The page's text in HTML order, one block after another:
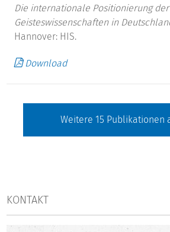
Die internationale Positionierung der
Geisteswissenschaften in
Hannover: HIS.
Download
Weitere 15 Publikationen
KONTAKT